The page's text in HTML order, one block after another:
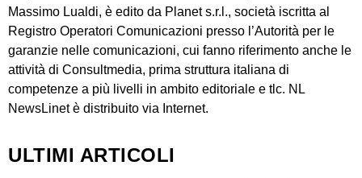
Massimo Lualdi, è edito da Planet s.r.l., società iscritta al
Registro Operatori Comunicazioni presso l’Autorità per le
garanzie nelle comunicazioni, cui fanno riferimento anche le
attività di Consultmedia, prima struttura italiana di
competenze a più livelli in ambito editoriale e tlc. NL
NewsLinet è distribuito via Internet.
ULTIMI ARTICOLI